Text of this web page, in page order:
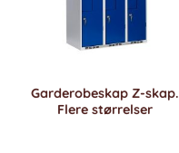
Garderobeskap Z-skap.
Flere størrelser